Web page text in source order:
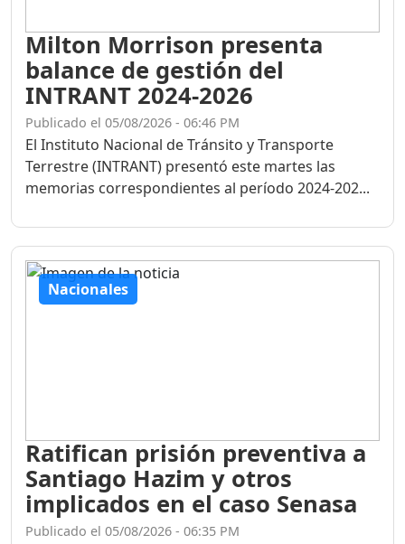
Milton Morrison presenta
balance de gestión del
INTRANT 2024-2026
Publicado el 05/08/2026 - 06:46 PM
El Instituto Nacional de Tránsito y Transporte
Terrestre (INTRANT) presentó este martes las
memorias correspondientes al período 2024-202...
Nacionales
Ratifican prisión preventiva a
Santiago Hazim y otros
implicados en el caso Senasa
Publicado el 05/08/2026 - 06:35 PM